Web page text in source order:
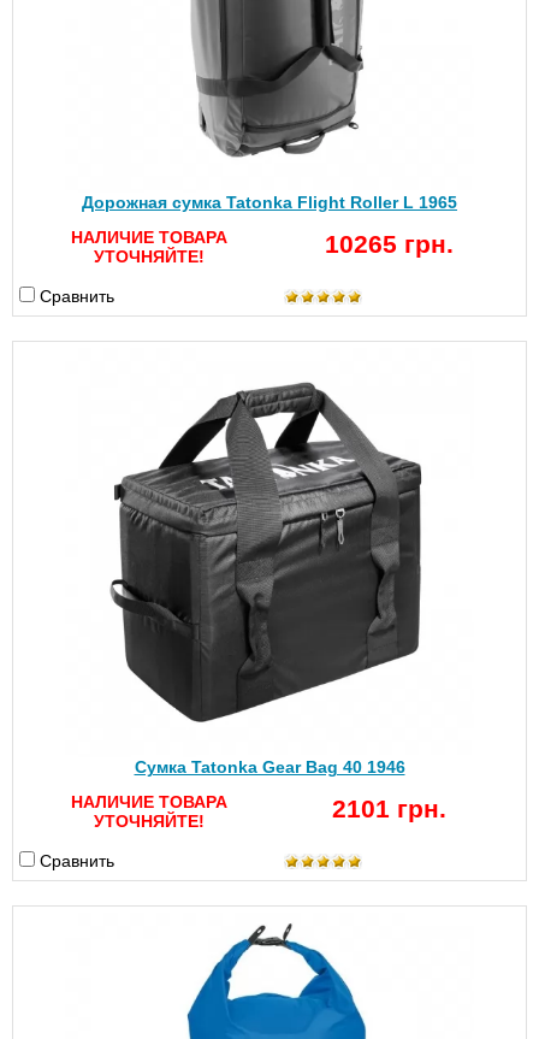
Дорожная сумка Tatonka Flight Roller L 1965
НАЛИЧИЕ ТОВАРА
УТОЧНЯЙТЕ!
10265 грн.
Сравнить
Сумка Tatonka Gear Bag 40 1946
НАЛИЧИЕ ТОВАРА
УТОЧНЯЙТЕ!
2101 грн.
Сравнить